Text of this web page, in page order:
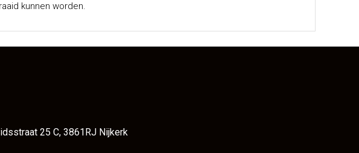
kunnen worden.
25 C, 3861RJ Nijkerk